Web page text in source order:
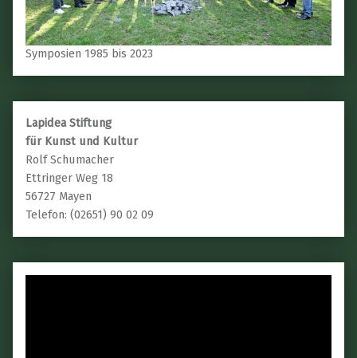
Symposien 1985 bis 2023
Lapidea Stiftung
für Kunst und Kultur
Rolf Schumacher
Ettringer Weg 18
56727 Mayen
Telefon: (02651) 90 02 09